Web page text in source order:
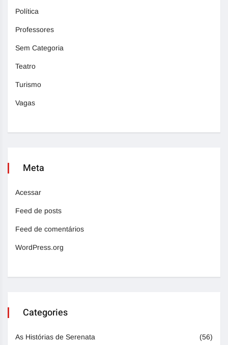
Política
Professores
Sem Categoria
Teatro
Turismo
Vagas
Meta
Acessar
Feed de posts
Feed de comentários
WordPress.org
Categories
As Histórias de Serenata (56)